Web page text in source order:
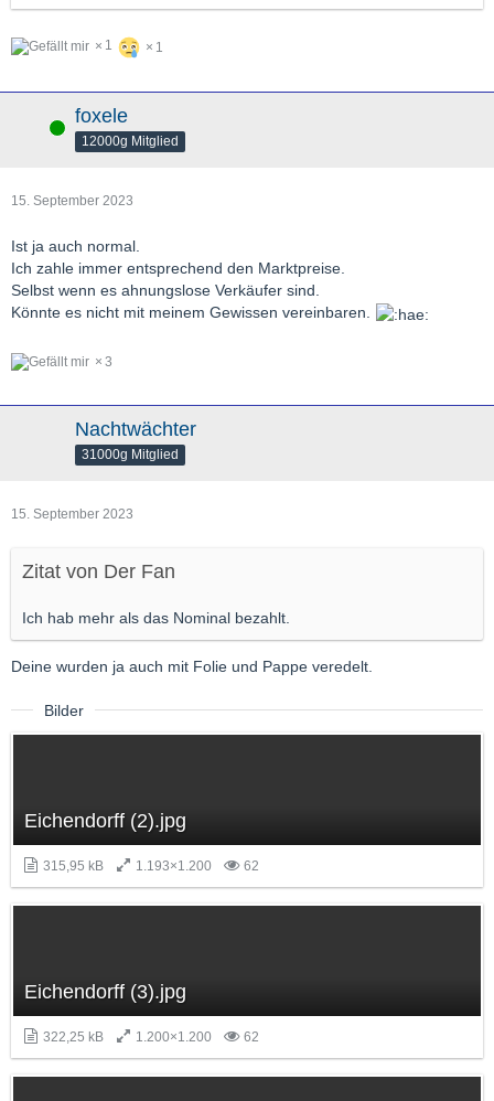
1 1
Online foxele
12000g Mitglied
15. September 2023
Ist ja auch normal.
Ich zahle immer entsprechend den Marktpreise.
Selbst wenn es ahnungslose Verkäufer sind.
Könnte es nicht mit meinem Gewissen vereinbaren.
3
Nachtwächter
31000g Mitglied
15. September 2023
Zitat von Der Fan
Ich hab mehr als das Nominal bezahlt.
Deine wurden ja auch mit Folie und Pappe veredelt.
Bilder
Eichendorff (2).jpg
315,95 kB 1.193×1.200 62
Eichendorff (3).jpg
322,25 kB 1.200×1.200 62